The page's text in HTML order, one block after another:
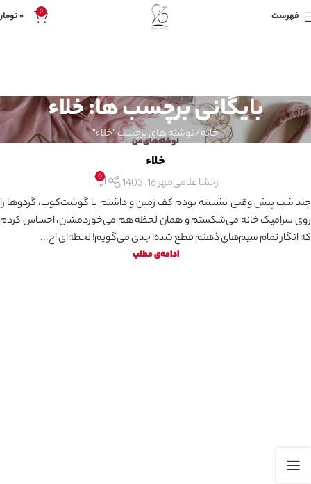
فهرست 0 ۰
بایگانی برچسب ها: خلاء
خانه نوشته های برچسب "خلاء"
نوشته‌های من
خلاء
رخشا غلامیمهر 16, 1403 0
چند شب پیش وقتی نشسته بودم کف زمین و داشتم با گوشت‌کوب، گردوها را
روی سرامیک خانه می‌شکستم و همان لحظه هم می‌خوردمشان، احساس کردم
که انگار تمام سیم‌های ذهنم قطع شده! جدی می‌گویم! لحظه‌ای اح...
ادامه‌ی مطلب